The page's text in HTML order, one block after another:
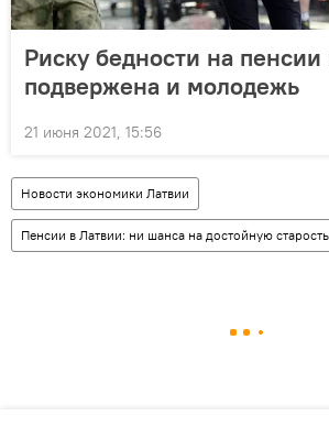
Риску бедности на пенсии
подвержена и молодежь
21 июня 2021, 15:56
Новости экономики Латвии
Пенсии в Латвии: ни шанса на достойную старость